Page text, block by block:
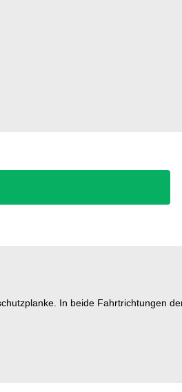
In beide Fahrtrichtungen